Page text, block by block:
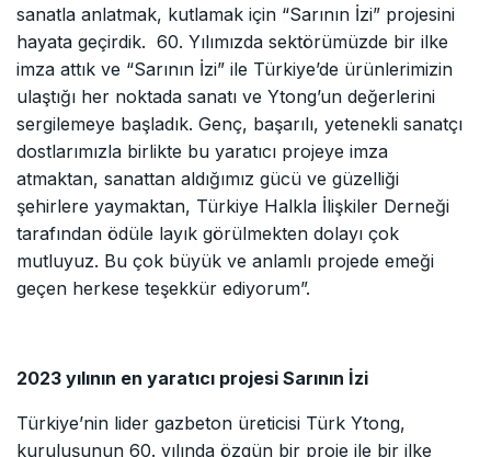
sanatla anlatmak, kutlamak için “Sarının İzi” projesini
hayata geçirdik. 60. Yılımızda sektörümüzde bir ilke
imza attık ve “Sarının İzi” ile Türkiye’de ürünlerimizin
ulaştığı her noktada sanatı ve Ytong’un değerlerini
sergilemeye başladık. Genç, başarılı, yetenekli sanatçı
dostlarımızla birlikte bu yaratıcı projeye imza
atmaktan, sanattan aldığımız gücü ve güzelliği
şehirlere yaymaktan, Türkiye Halkla İlişkiler Derneği
tarafından ödüle layık görülmekten dolayı çok
mutluyuz. Bu çok büyük ve anlamlı projede emeği
geçen herkese teşekkür ediyorum”.
2023 yılının en yaratıcı projesi Sarının İzi
Türkiye’nin lider gazbeton üreticisi Türk Ytong,
kuruluşunun 60. yılında özgün bir proje ile bir ilke